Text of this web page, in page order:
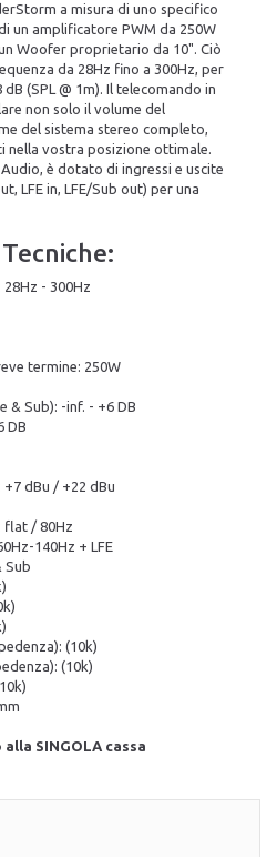
a misura di uno specifico
un amplificatore PWM da 250W
Woofer proprietario da 10​​". Ciò
da 28Hz fino a 300Hz, per
(SPL @ 1m). Il telecomando in
non solo il volume del
del sistema stereo completo,
nella vostra posizione ottimale.
è dotato di ingressi e uscite
LFE in, LFE/Sub out) per una
- 300Hz
termine: 250W
& Sub): -inf. - +6 DB
DB
dBu / +22 dBu
flat / 80Hz
140Hz + LFE
Sub
(10k)
(10k)
SINGOLA cassa